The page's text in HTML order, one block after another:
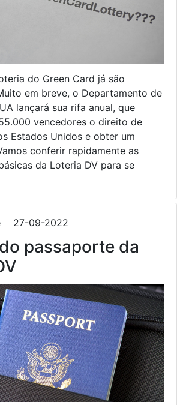
do Green Card já são
em breve, o Departamento de
lançará sua rifa anual, que
vencedores o direito de
Estados Unidos e obter um
conferir rapidamente as
da Loteria DV para se
27-09-2022
passaporte da